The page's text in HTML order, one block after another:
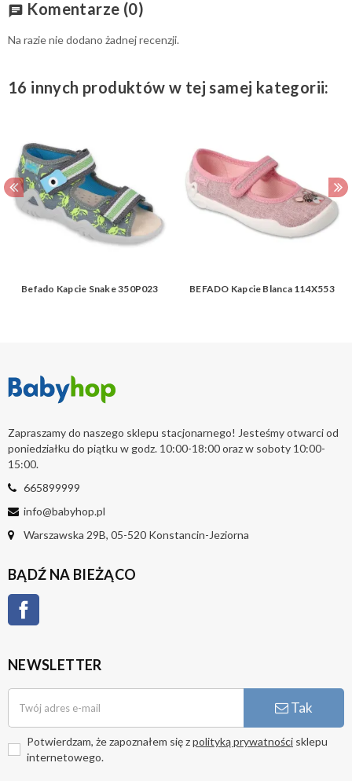
chat Komentarze (0)
Na razie nie dodano żadnej recenzji.
16 innych produktów w tej samej kategorii:
Befado Kapcie Snake 350P023 BEFADO Kapcie Blanca 114X553
Zapraszamy do naszego sklepu stacjonarnego! Jesteśmy otwarci od
poniedziałku do piątku w godz. 10:00-18:00 oraz w soboty 10:00-
15:00.
665899999
info@babyhop.pl
Warszawska 29B, 05-520 Konstancin-Jeziorna
BĄDŹ NA BIEŻĄCO
NEWSLETTER
Tak
Potwierdzam, że zapoznałem się zpolityką prywatności sklepu
internetowego.